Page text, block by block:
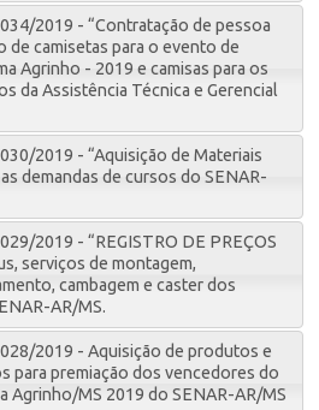
2019 - “Contratação de pessoa
de camisetas para o evento de
Agrinho - 2019 e camisas para os
da Assistência Técnica e Gerencial
2019 - “Aquisição de Materiais
demandas de cursos do SENAR-
2019 - “REGISTRO DE PREÇOS
serviços de montagem,
cambagem e caster dos
AR/MS.
2019 - Aquisição de produtos e
para premiação dos vencedores do
Agrinho/MS 2019 do SENAR-AR/MS